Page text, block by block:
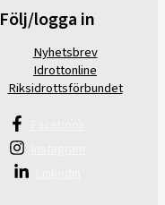
Följ/logga in
Nyhetsbrev
Idrottonline
Riksidrottsförbundet